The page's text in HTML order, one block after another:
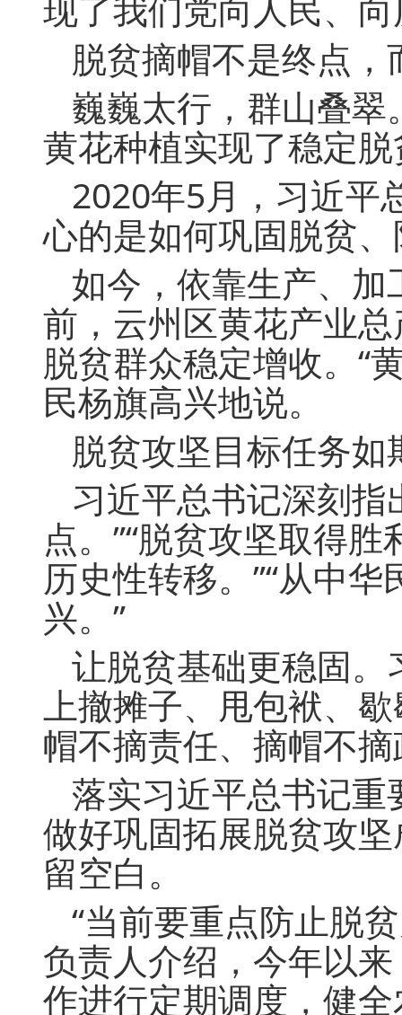
脱贫摘帽不是终点
巍巍太行，群山叠
黄花种植实现了稳定
2020年5月，习近平
心的是如何巩固脱贫
如今，依靠生产、加
前，云州区黄花产业
脱贫群众稳定增收。“
民杨旗高兴地说。
脱贫攻坚目标任务如
习近平总书记深刻
点。”“脱贫攻坚取得
历史性转移。”“从中
兴。”
让脱贫基础更稳固。
上撤摊子、甩包袱、
帽不摘责任、摘帽不
落实习近平总书记
做好巩固拓展脱贫攻
留空白。
“当前要重点防止脱
负责人介绍，今年以
作进行定期调度，健